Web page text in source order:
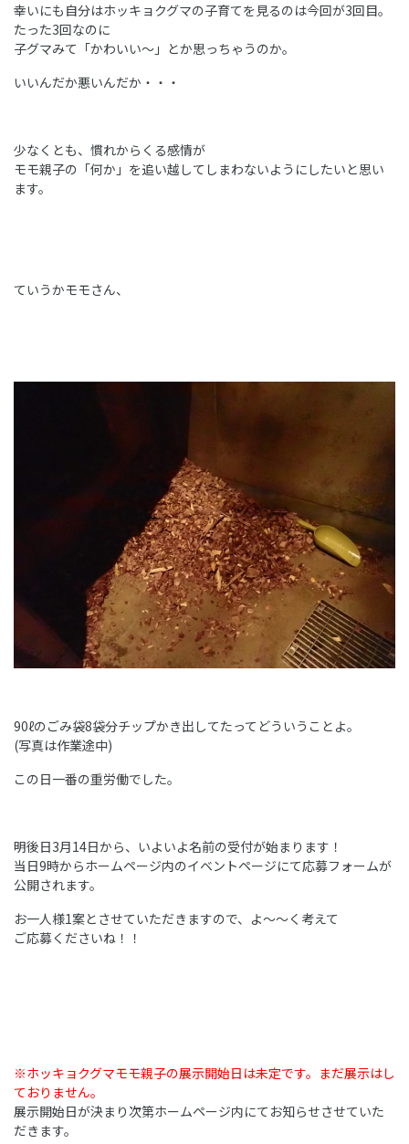
幸いにも自分はホッキョクグマの子育てを見るのは今回が3回目。
たった3回なのに
子グマみて「かわいい～」とか思っちゃうのか。
いいんだか悪いんだか・・・
少なくとも、慣れからくる感情が
モモ親子の「何か」を追い越してしまわないようにしたいと思い
ます。
ていうかモモさん、
90ℓのごみ袋8袋分チップかき出してたってどういうことよ。
(写真は作業途中)
この日一番の重労働でした。
明後日3月14日から、いよいよ名前の受付が始まります！
当日9時からホームページ内のイベントページにて応募フォームが
公開されます。
お一人様1案とさせていただきますので、よ～～く考えて
ご応募くださいね！！
※ホッキョクグマモモ親子の展示開始日は未定です。まだ展示はし
ておりません。
展示開始日が決まり次第ホームページ内にてお知らせさせていた
だきます。